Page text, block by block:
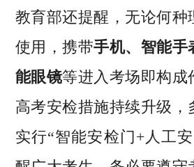
教育部还提醒，无论何种
使用，携带手机、智能手
能眼镜等进入考场即构成
高考安检措施持续升级，
实行“智能安检门+人工